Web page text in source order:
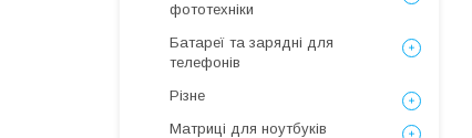
фототехніки
Батареї та зарядні для
телефонів
Різне
Матриці для ноутбуків